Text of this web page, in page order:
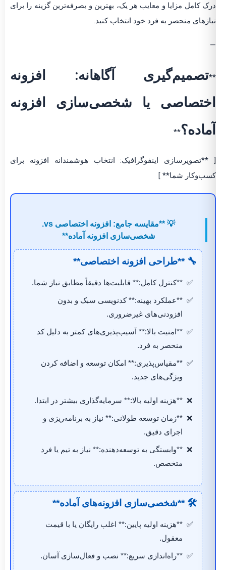
درک کامل مزایا و معایب هر یک، بهترین و بصرفه‌ترین گزینه را برای
نیازهای منحصر به فرد خود انتخاب کنید.
—
**تصمیم‌گیری آگاهانه: افزونه
اختصاصی یا شخصی‌سازی افزونه
آماده؟**
[ **تصویرسازی اینفوگرافیک: انتخاب هوشمندانه افزونه برای
کسب‌وکار شما** ]
💡 **مقایسه جامع: افزونه اختصاصی vs.
شخصی‌سازی افزونه آماده**
🔧 **طراحی افزونه اختصاصی**
**کنترل کامل:** قابلیت‌ها دقیقاً مطابق نیاز شما.
**عملکرد بهینه:** کدنویسی سبک و بدون
افزودنی‌های غیرضروری.
**امنیت بالا:** آسیب‌پذیری‌های کمتر به دلیل کد
منحصر به فرد.
**مقیاس‌پذیری:** امکان توسعه و اضافه کردن
ویژگی‌های جدید.
**هزینه اولیه بالا:** سرمایه‌گذاری بیشتر در ابتدا.
**زمان توسعه طولانی:** نیاز به برنامه‌ریزی و
اجرای دقیق.
**وابستگی به توسعه‌دهنده:** نیاز به تیم یا فرد
متخصص.
🛠️ **شخصی‌سازی افزونه‌های آماده**
**هزینه اولیه پایین:** اغلب رایگان یا با قیمت
معقول.
**راه‌اندازی سریع:** نصب و فعال‌سازی آسان.